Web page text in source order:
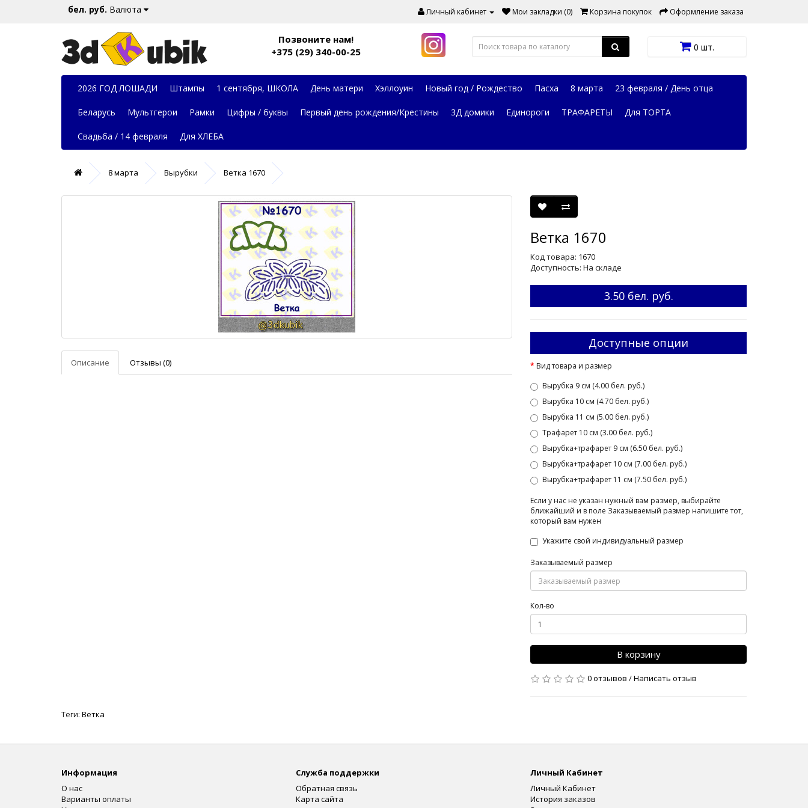
бел. руб. Валюта Личный кабинет Мои закладки (0) Корзина покупок Оформление заказа
Позвоните нам!
+375 (29) 340-00-25
0 шт.
2026 ГОД ЛОШАДИ Штампы 1 сентября, ШКОЛА День матери Хэллоуин Новый год / Рождество Пасха 8 марта 23 февраля / День отца
Беларусь Мультгерои Рамки Цифры / буквы Первый день рождения/Крестины 3Д домики Единороги ТРАФАРЕТЫ Для ТОРТА
Свадьба / 14 февраля Для ХЛЕБА
8 марта Вырубки Ветка 1670
Описание Отзывы (0)
Ветка 1670
Код товара: 1670
Доступность: На складе
3.50 бел. руб.
Доступные опции
Вид товара и размер
Вырубка 9 см (4.00 бел. руб.)
Вырубка 10 см (4.70 бел. руб.)
Вырубка 11 см (5.00 бел. руб.)
Трафарет 10 см (3.00 бел. руб.)
Вырубка+трафарет 9 см (6.50 бел. руб.)
Вырубка+трафарет 10 см (7.00 бел. руб.)
Вырубка+трафарет 11 см (7.50 бел. руб.)
Если у нас не указан нужный вам размер, выбирайте
ближайший и в поле Заказываемый размер напишите тот,
который вам нужен
Укажите свой индивидуальный размер
Заказываемый размер
Кол-во
В корзину
0 отзывов /Написать отзыв
Теги: Ветка
Информация
О нас
Варианты оплаты
Служба поддержки
Обратная связь
Карта сайта
Личный Кабинет
Личный Кабинет
История заказов